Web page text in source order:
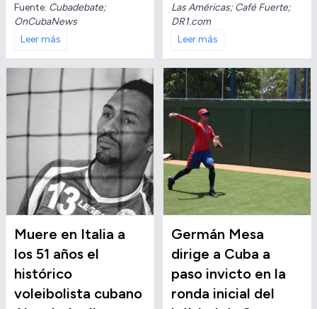
Fuente: Cubadebate;
OnCubaNews
Leer más
Las Américas; Café Fuerte;
DR1.com
Leer más
Muere en Italia a
los 51 años el
histórico
voleibolista cubano
Germán Mesa
dirige a Cuba a
paso invicto en la
ronda inicial del